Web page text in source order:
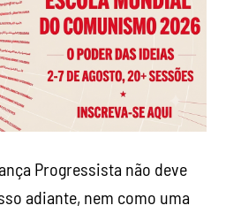
Progressista não deve
adiante, nem como uma